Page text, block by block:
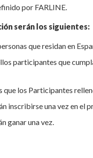
por FARLINE.
serán los siguientes:
que residan en
participantes que
que los Participantes
inscribirse una vez en el
ganar una vez.